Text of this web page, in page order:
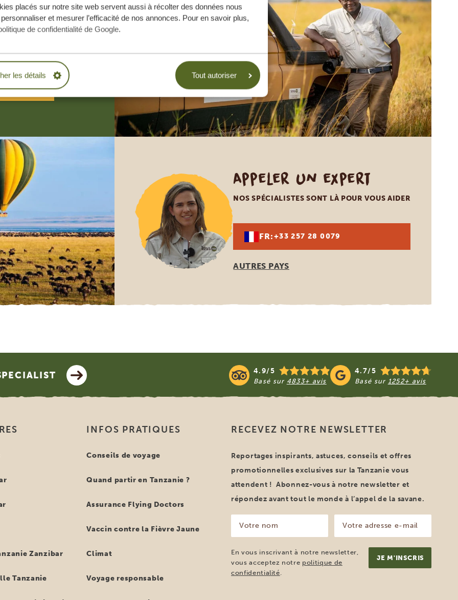
placés sur notre site web servent aussi à récolter des données nous
et mesurer l’efficacité de nos annonces. Pour en savoir plus,
de confidentialité de Google.
les détails Tout autoriser
vos rêves,
Appeler un expert
NOS SPÉCIALISTES SONT LÀ POUR VOUS AIDER
FR:+33 257 28 0079
AUTRES PAYS
4.9/5
Basé sur 4833+ avis
4.7/5
Basé sur 1252+ avis
Zanzibar
Tanzanie
INFOS PRATIQUES
Conseils de voyage
Quand partir en Tanzanie ?
Assurance Flying Doctors
Vaccin contre la Fièvre Jaune
Climat
Voyage responsable
RECEVEZ NOTRE NEWSLETTER
Reportages inspirants, astuces, conseils et offres
promotionnelles exclusives sur la Tanzanie vous
attendent ! Abonnez-vous à notre newsletter et
répondez avant tout le monde à l’appel de la savane.
nom
(Nécessaire)
adresse
e-
mail
(Nécessaire)
En vous inscrivant à notre newsletter,
vous acceptez notre politique de
confidentialité.